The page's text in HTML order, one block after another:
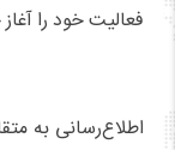
فعالیت خود را
اطلاع‌رسانی به